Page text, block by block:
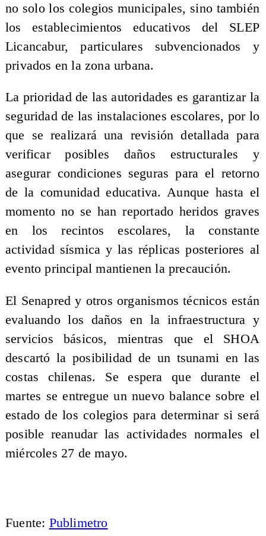
no solo los colegios municipales, sino también
los establecimientos educativos del SLEP
Licancabur, particulares subvencionados y
privados en la zona urbana.
La prioridad de las autoridades es garantizar la
seguridad de las instalaciones escolares, por lo
que se realizará una revisión detallada para
verificar posibles daños estructurales y
asegurar condiciones seguras para el retorno
de la comunidad educativa. Aunque hasta el
momento no se han reportado heridos graves
en los recintos escolares, la constante
actividad sísmica y las réplicas posteriores al
evento principal mantienen la precaución.
El Senapred y otros organismos técnicos están
evaluando los daños en la infraestructura y
servicios básicos, mientras que el SHOA
descartó la posibilidad de un tsunami en las
costas chilenas. Se espera que durante el
martes se entregue un nuevo balance sobre el
estado de los colegios para determinar si será
posible reanudar las actividades normales el
miércoles 27 de mayo.
Fuente: Publimetro